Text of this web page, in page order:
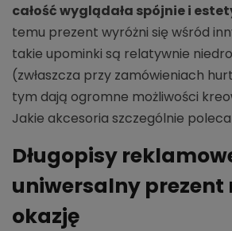
całość wyglądała spójnie i
temu prezent wyróżni się wśród
takie upominki są relatywnie
(zwłaszcza przy zamówieniach
tym dają ogromne możliwości
Jakie akcesoria szczególnie
Długopisy
uniwersalny prezent
okazję